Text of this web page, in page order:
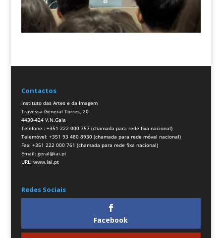
Contactos
Instituto das Artes e da Imagem
Travessa General Torres, 20
4430-424 V.N.Gaia
Telefone : +351 222 000 757 (chamada para rede fixa nacional)
Telemóvel: +351 93 480 8930 (chamada para rede móvel nacional)
Fax: +351 222 000 761 (chamada para rede fixa nacional)
Email: geral@iai.pt
URL: www.iai.pt
Redes Sociais
Facebook